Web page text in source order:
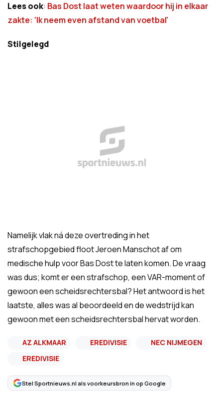
Lees ook: Bas Dost laat weten waardoor hij in elkaar
zakte: 'Ik neem even afstand van voetbal'
Stilgelegd
Namelijk vlak ná deze overtreding in het
strafschopgebied floot Jeroen Manschot af om
medische hulp voor Bas Dost te laten komen. De vraag
was dus; komt er een strafschop, een VAR-moment of
gewoon een scheidsrechtersbal? Het antwoord is het
laatste, alles was al beoordeeld en de wedstrijd kan
gewoon met een scheidsrechtersbal hervat worden.
AZ ALKMAAR EREDIVISIE
NEC NIJMEGEN
EREDIVISIE
Stel Sportnieuws.nl als voorkeursbron in op Google